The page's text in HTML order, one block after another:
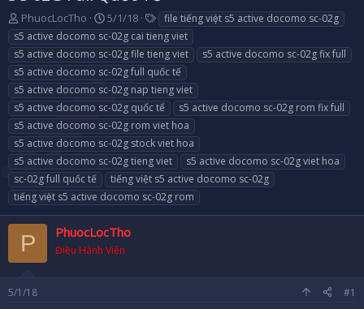
T
h
r
e
a
d
s
t
a
r
t
e
r
PhuocLocTho
N
g
à
y
g
ử
i
5/1/18
T
a
g
s
file tiếng việt s5 active docomo sc-02g
s5 active docomo sc-02g cai tieng viet
s5 active docomo sc-02g file tieng viet
s5 active docomo sc-02g fix full
s5 active docomo sc-02g full quốc tế
s5 active docomo sc-02g nap tieng viet
s5 active docomo sc-02g quốc tế
s5 active docomo sc-02g rom fix full
s5 active docomo sc-02g rom viet hoa
s5 active docomo sc-02g stock viet hoa
s5 active docomo sc-02g tieng viet
s5 active docomo sc-02g viet hoa
sc-02g full quốc tế
tiếng việt s5 active docomo sc-02g
tiếng việt s5 active docomo sc-02g rom
P PhuocLocTho
Điều Hành Viên
5/1/18 #1